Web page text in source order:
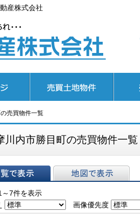
産株式会社
売買物件一覧
川内市勝目町の売買物件一覧
7件を表示
画像優先度